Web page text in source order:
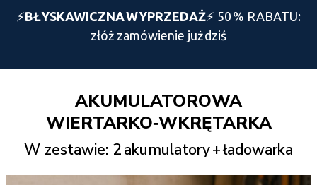
⚡️BŁYSKAWICZNA WYPRZEDAŻ⚡️ 50 % RABATU:
złóż zamówienie już dziś
AKUMULATOROWA
WIERTARKO‑WKRĘTARKA
W zestawie: 2 akumulatory + ładowarka